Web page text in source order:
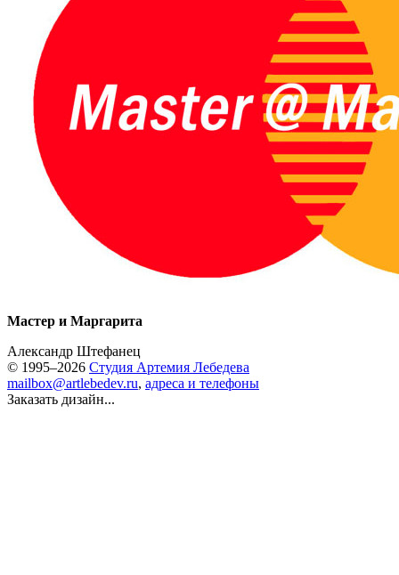
Мастер и Маргарита
Александр Штефанец
© 1995–2026 Студия Артемия Лебедева
mailbox@artlebedev.ru, адреса и телефоны
Заказать дизайн...